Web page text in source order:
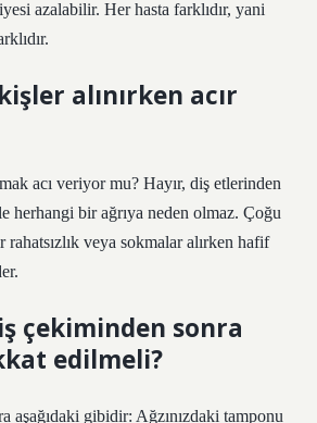
azalabilir. Her hasta farklıdır, yani
alınırken acır
acı veriyor mu? Hayır, diş etlerinden
herhangi bir ağrıya neden olmaz. Çoğu
rahatsızlık veya sokmalar alırken hafif
çekiminden sonra
edilmeli?
aşağıdaki gibidir: Ağzınızdaki tamponu